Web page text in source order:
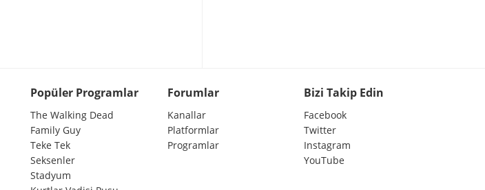
Popüler Programlar
The Walking Dead
Family Guy
Teke Tek
Seksenler
Stadyum
Forumlar
Kanallar
Platformlar
Programlar
Bizi Takip Edin
Facebook
Twitter
Instagram
YouTube